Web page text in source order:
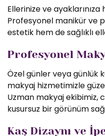
Ellerinize ve
Profesyonel manikür ve
estetik hem de sağlıklı
Profesyonel
Özel günler veya günlük
makyaj hizmetimizle
Uzman makyaj ekibimiz,
kusursuz bir görünüm
Kaş Dizaynı ve